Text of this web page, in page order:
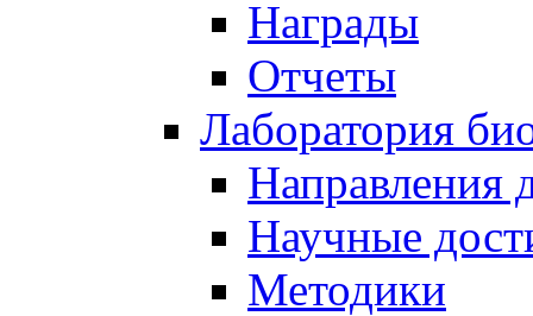
Награды
Отчеты
Лаборатория
Направления
Научные
Методики